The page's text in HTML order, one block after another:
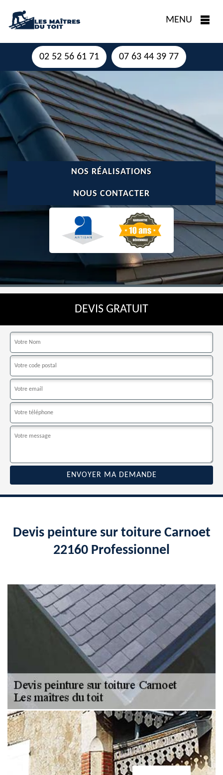
MENU
02 52 56 61 71 07 63 44 39 77
NOS RÉALISATIONS
NOUS CONTACTER
DEVIS GRATUIT
Devis peinture sur toiture Carnoet
22160 Professionnel